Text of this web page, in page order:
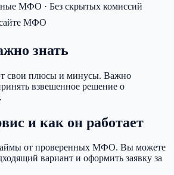
МФО · Без скрытых комиссий
сайте МФО
знать
свои плюсы и минусы. Важно
взвешенное решение о
и как он работает
от проверенных МФО. Вы можете
вариант и оформить заявку за